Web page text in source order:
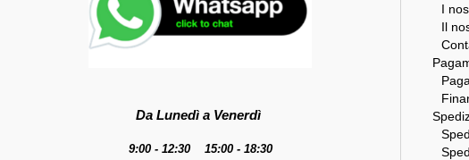
Da Lunedì a Venerdì
9:00 - 12:30 15:00 - 18:30
I
Il